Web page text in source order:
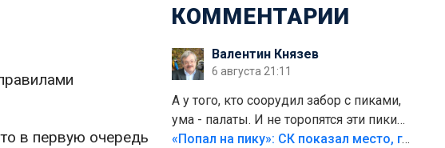
в первую очередь
КОММЕНТАРИИ
Валентин Князев
6 августа 21:11
А у того, кто соорудил забор с пиками,
ума - палаты. И не торопятся эти пики
срезать
«Попал на пику»: СК показал место, где был смертельно травмирован ребенок в Тольятти